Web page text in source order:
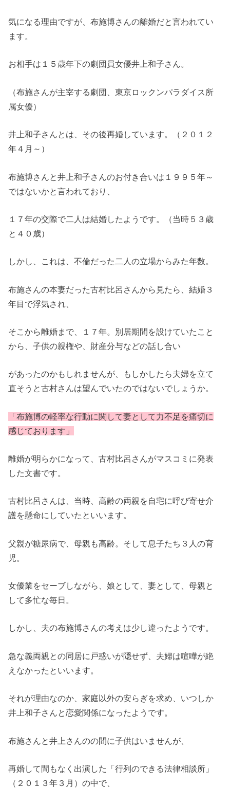
気になる理由ですが、布施博さんの離婚だと言われてい
ます。
お相手は１５歳年下の劇団員女優井上和子さん。
（布施さんが主宰する劇団、東京ロックンパラダイス所
属女優）
井上和子さんとは、その後再婚しています。（２０１２
年４月～）
布施博さんと井上和子さんのお付き合いは１９９５年～
ではないかと言われており、
１７年の交際で二人は結婚したようです。（当時５３歳
と４０歳）
しかし、これは、不倫だった二人の立場からみた年数。
布施さんの本妻だった古村比呂さんから見たら、結婚３
年目で浮気され、
そこから離婚まで、１７年。別居期間を設けていたこと
から、子供の親権や、財産分与などの話し合い
があったのかもしれませんが、もしかしたら夫婦を立て
直そうと古村さんは望んでいたのではないでしょうか。
「布施博の軽率な行動に関して妻として力不足を痛切に
感じております」
離婚が明らかになって、古村比呂さんがマスコミに発表
した文書です。
古村比呂さんは、当時、高齢の両親を自宅に呼び寄せ介
護を懸命にしていたといいます。
父親が糖尿病で、母親も高齢。そして息子たち３人の育
児。
女優業をセーブしながら、娘として、妻として、母親と
して多忙な毎日。
しかし、夫の布施博さんの考えは少し違ったようです。
急な義両親との同居に戸惑いが隠せず、夫婦は喧嘩が絶
えなかったといいます。
それが理由なのか、家庭以外の安らぎを求め、いつしか
井上和子さんと恋愛関係になったようです。
布施さんと井上さんのの間に子供はいませんが、
再婚して間もなく出演した「行列のできる法律相談所」
（２０１３年３月）の中で、